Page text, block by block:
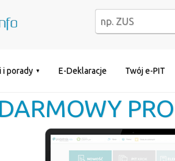
i porady E-Deklaracje Twój e-PIT
DARMOWY